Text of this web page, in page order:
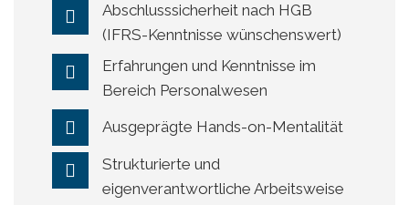
Abschlusssicherheit nach HGB
(IFRS-Kenntnisse wünschenswert)
Erfahrungen und Kenntnisse im
Bereich Personalwesen
Ausgeprägte Hands-on-Mentalität
Strukturierte und
eigenverantwortliche Arbeitsweise